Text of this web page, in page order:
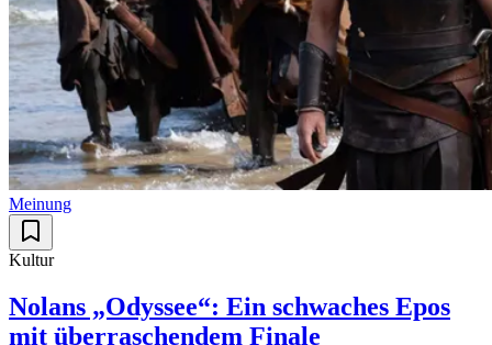
Meinung
Kultur
Nolans „Odyssee“: Ein schwaches Epos
mit überraschendem Finale